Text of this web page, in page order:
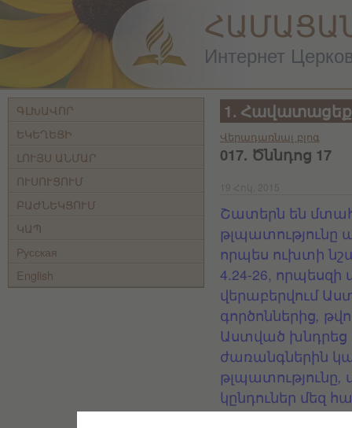
Интернет
ԳԼԽԱՎՈՐ
ԵԿԵՂԵՑԻ
ԼՈՒՅՍ ԱՆՄԱՐ
ՈՒՍՈՒՑՈՒՄ
ԲԱԺՆԵԿՑՈՒՄ
ԿԱՊ
Русская
English
1.
Վերադառնալ բլոգ
017. Ծննդոց 17
Շատերն են
թլպատությունը
որպես ուխտի
4.24-26, որպեսզի
վերաբերվում
գործոններից,
Աստված խնդրեց
ժառանգներին
թլպատությունը,
կընդուներ մեզ
լուրջ բան է